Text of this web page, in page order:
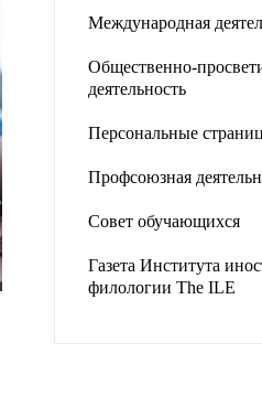
Международная
Общественно-
деятельность
Персональные
Профсоюзная
Совет обучающихся
Газета Института
филологии The ILE